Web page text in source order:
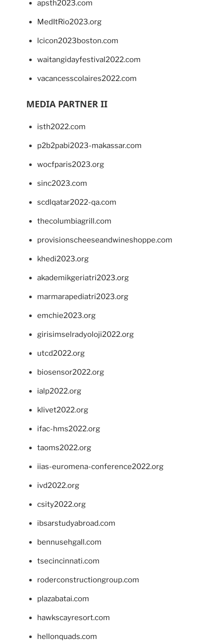
apsth2023.com
MedItRio2023.org
lcicon2023boston.com
waitangidayfestival2022.com
vacancesscolaires2022.com
MEDIA PARTNER II
isth2022.com
p2b2pabi2023-makassar.com
wocfparis2023.org
sinc2023.com
scdlqatar2022-qa.com
thecolumbiagrill.com
provisionscheeseandwineshoppe.com
khedi2023.org
akademikgeriatri2023.org
marmarapediatri2023.org
emchie2023.org
girisimselradyoloji2022.org
utcd2022.org
biosensor2022.org
ialp2022.org
klivet2022.org
ifac-hms2022.org
taoms2022.org
iias-euromena-conference2022.org
ivd2022.org
csity2022.org
ibsarstudyabroad.com
bennusehgall.com
tsecincinnati.com
roderconstructiongroup.com
plazabatai.com
hawkscayresort.com
hellonquads.com